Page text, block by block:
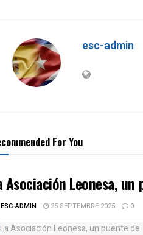
esc-admin
For You
Asociación Leonesa,
ESC-ADMIN 25 SEPTEMBRE 2025 0